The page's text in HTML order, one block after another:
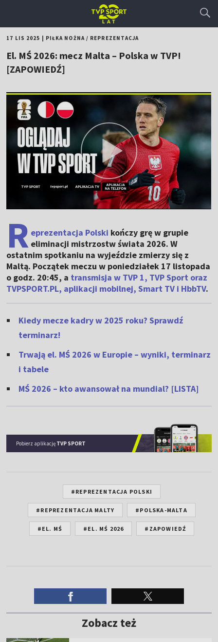
17 LIS 2025 PIŁKA NOŻNA/ REPREZENTACJA
El. MŚ 2026: mecz Malta – Polska w TVP!
[ZAPOWIEDŹ]
R eprezentacja Polski kończy grę w grupie
eliminacji mistrzostw świata 2026. W
ostatnim spotkaniu na wyjeździe zmierzy się z
Maltą. Początek meczu w poniedziałek 17 listopada
o godz. 20:45, a transmisja w TVP 1, TVP Sport oraz
TVPSPORT.PL, aplikacji mobilnej, Smart TV i HbbTV.
Kiedy mecze kadry w 2025 roku? Sprawdź
terminarz!
Trwają el. MŚ 2026 w Europie – wyniki, terminarz
i tabele
MŚ 2026 – kto awansował na mundial? [LISTA]
Pobierz aplikację TVP SPORT
#REPREZENTACJA POLSKI
#REPREZENTACJA MALTY #POLSKA-MALTA
#EL. MŚ #EL. MŚ 2026 #ZAPOWIEDŹ
Zobacz też